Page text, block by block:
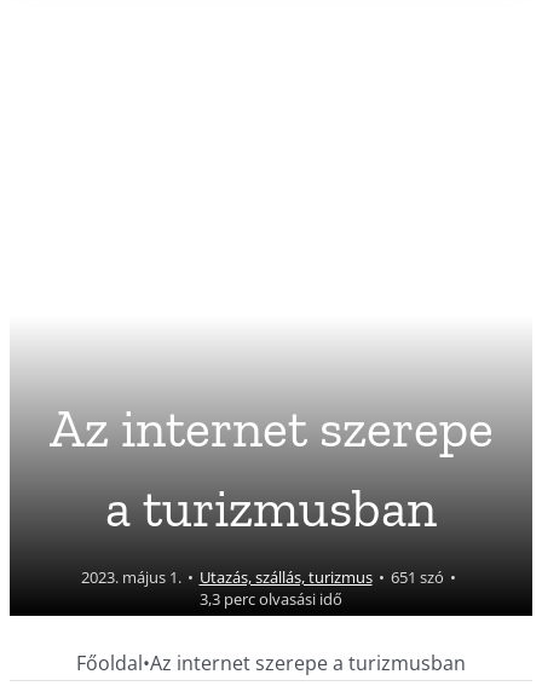
Az internet szerepe
a turizmusban
2023. május 1. • Utazás, szállás, turizmus • 651 szó •
3,3 perc olvasási idő
Főoldal•Az internet szerepe a turizmusban